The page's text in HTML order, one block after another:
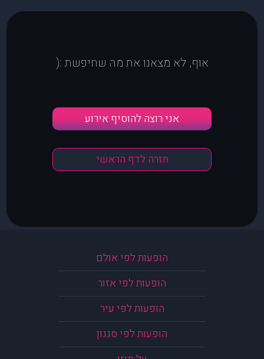
אוף, לא מצאנו את מה שחיפשת :(
אני רוצה להוסיף אירוע
חזרה לדף הראשי
הופעות לפי אולם
הופעות לפי אזור
הופעות לפי עיר
הופעות לפי סגנון